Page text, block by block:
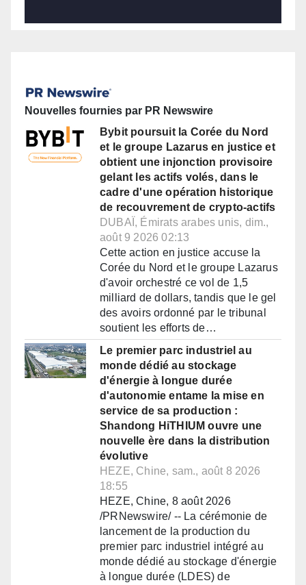
Nouvelles fournies par PR Newswire
Bybit poursuit la Corée du Nord
et le groupe Lazarus en justice et
obtient une injonction provisoire
gelant les actifs volés, dans le
cadre d'une opération historique
de recouvrement de crypto-actifs
DUBAÏ, Émirats arabes unis, dim.,
août 9 2026 02:13
Cette action en justice accuse la
Corée du Nord et le groupe Lazarus
d'avoir orchestré ce vol de 1,5
milliard de dollars, tandis que le gel
des avoirs ordonné par le tribunal
soutient les efforts de…
Le premier parc industriel au
monde dédié au stockage
d'énergie à longue durée
d'autonomie entame la mise en
service de sa production :
Shandong HiTHIUM ouvre une
nouvelle ère dans la distribution
évolutive
HEZE, Chine, sam., août 8 2026
18:55
HEZE, Chine, 8 août 2026
/PRNewswire/ -- La cérémonie de
lancement de la production du
premier parc industriel intégré au
monde dédié au stockage d'énergie
à longue durée (LDES) de